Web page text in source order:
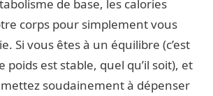
de base, les calories
corps pour simplement vous
Si vous êtes à un équilibre (c’est
poids est stable, quel qu’il soit), et
soudainement à dépenser